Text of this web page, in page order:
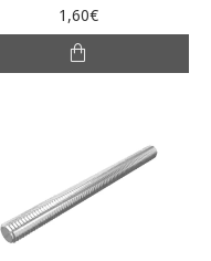
1,60€